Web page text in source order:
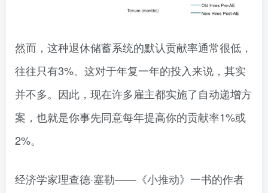
然而，这种退休储蓄系统的默认贡献率通常很低，
往往只有3%。这对于年复一年的投入来说，其实
并不多。因此，现在许多雇主都实施了自动递增方
案，也就是你事先同意每年提高你的贡献率1%或
2%。
经济学家理查德·塞勒——《小推动》一书的作者